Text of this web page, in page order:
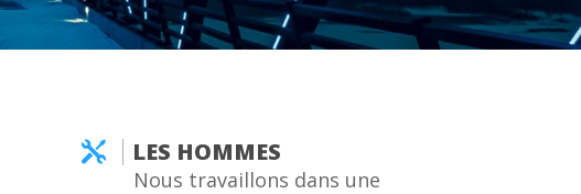
 LES HOMMES
Nous travaillons dans une